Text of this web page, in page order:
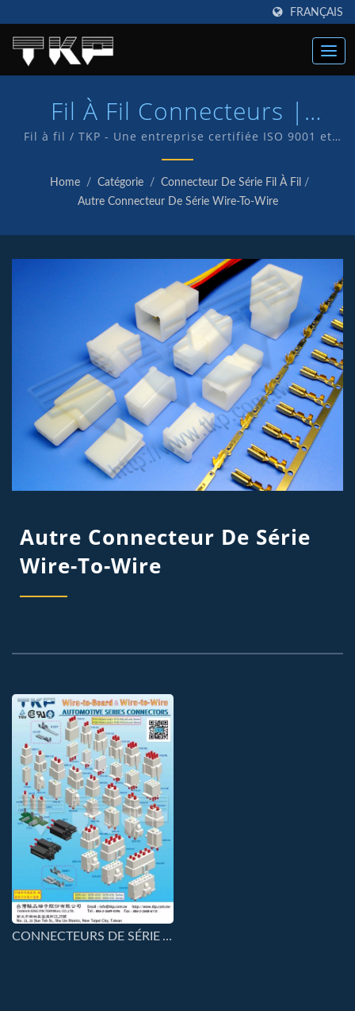
FRANÇAIS
Fil À Fil Connecteurs |
Fabricant De Connecteurs
Informatiques Haute
Intensité | TKP
Fil à fil / TKP - Une entreprise certifiée ISO 9001 et
IATF16949, ce qui témoigne de notre engagement à
fournir à nos clients un service et des produits de
qualité. Nous disposons d'un service de R&D interne
TKP.
Home / Catégorie / Connecteur De Série Fil À Fil /
Autre Connecteur De Série Wire-To-Wire
Autre Connecteur De Série
Wire-To-Wire
CONNECTEURS DE SÉRIE AUTOMOBILE-2